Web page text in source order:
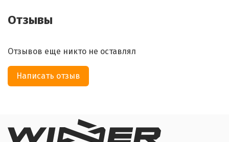
Отзывы
Отзывов еще никто не оставлял
Написать отзыв